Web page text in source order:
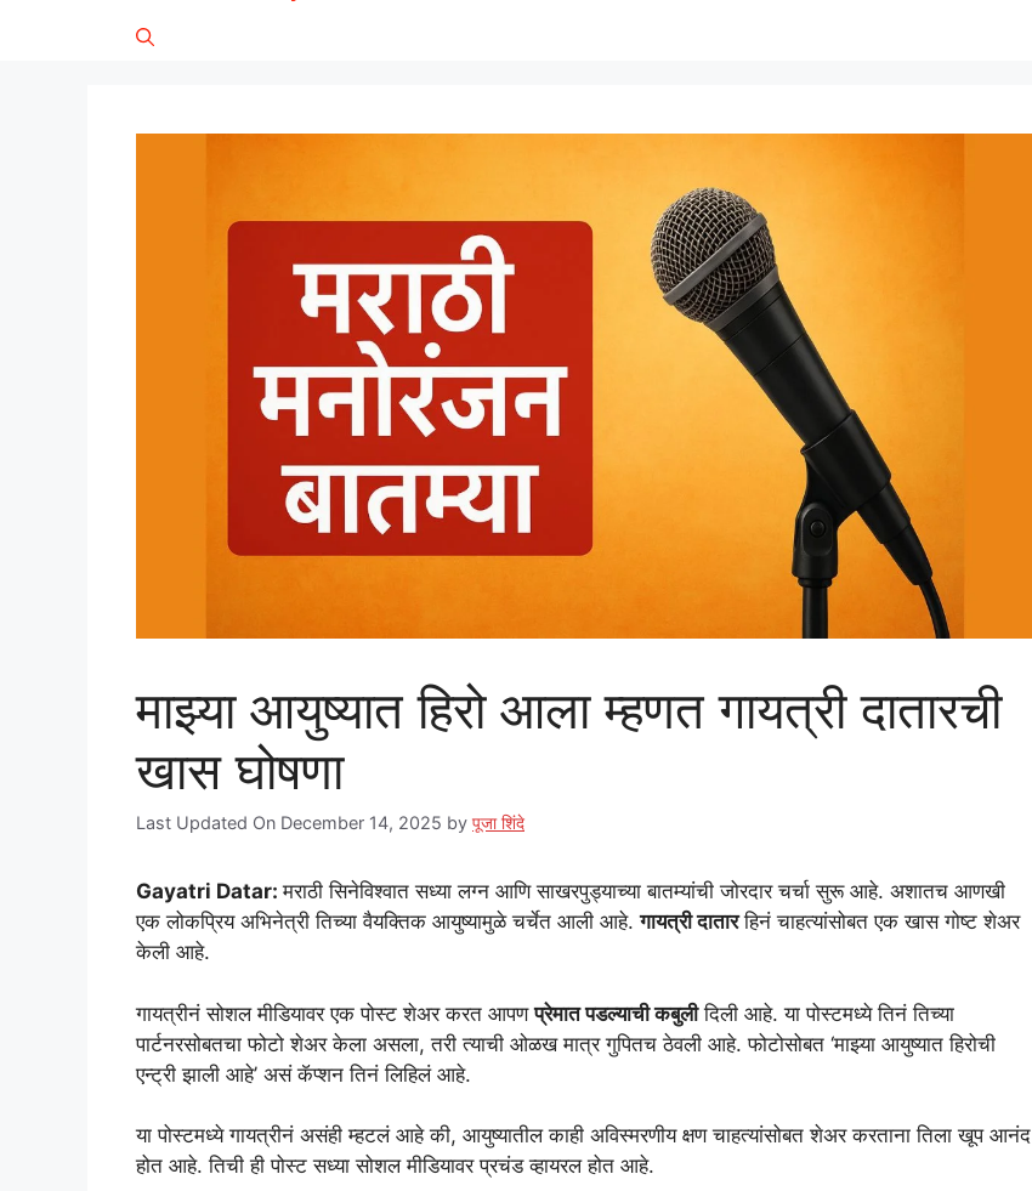
माझ्या आयुष्यात हिरो आला म्हणत गायत्री दातारची
खास घोषणा
Last Updated On December 14, 2025 by पूजा शिंदे
Gayatri Datar:मराठी सिनेविश्वात सध्या लग्न आणि साखरपुड्याच्या बातम्यांची जोरदार चर्चा सुरू आहे. अशातच आणखी
एक लोकप्रिय अभिनेत्री तिच्या वैयक्तिक आयुष्यामुळे चर्चेत आली आहे.गायत्री दातारहिनं चाहत्यांसोबत एक खास गोष्ट शेअर
केली आहे.
गायत्रीनं सोशल मीडियावर एक पोस्ट शेअर करत आपणप्रेमात पडल्याची कबुलीदिली आहे. या पोस्टमध्ये तिनं तिच्या
पार्टनरसोबतचा फोटो शेअर केला असला, तरी त्याची ओळख मात्र गुपितच ठेवली आहे. फोटोसोबत ‘माझ्या आयुष्यात हिरोची
एन्ट्री झाली आहे’ असं कॅप्शन तिनं लिहिलं आहे.
या पोस्टमध्ये गायत्रीनं असंही म्हटलं आहे की, आयुष्यातील काही अविस्मरणीय क्षण चाहत्यांसोबत शेअर करताना तिला खूप आनंद
होत आहे. तिची ही पोस्ट सध्या सोशल मीडियावर प्रचंड व्हायरल होत आहे.